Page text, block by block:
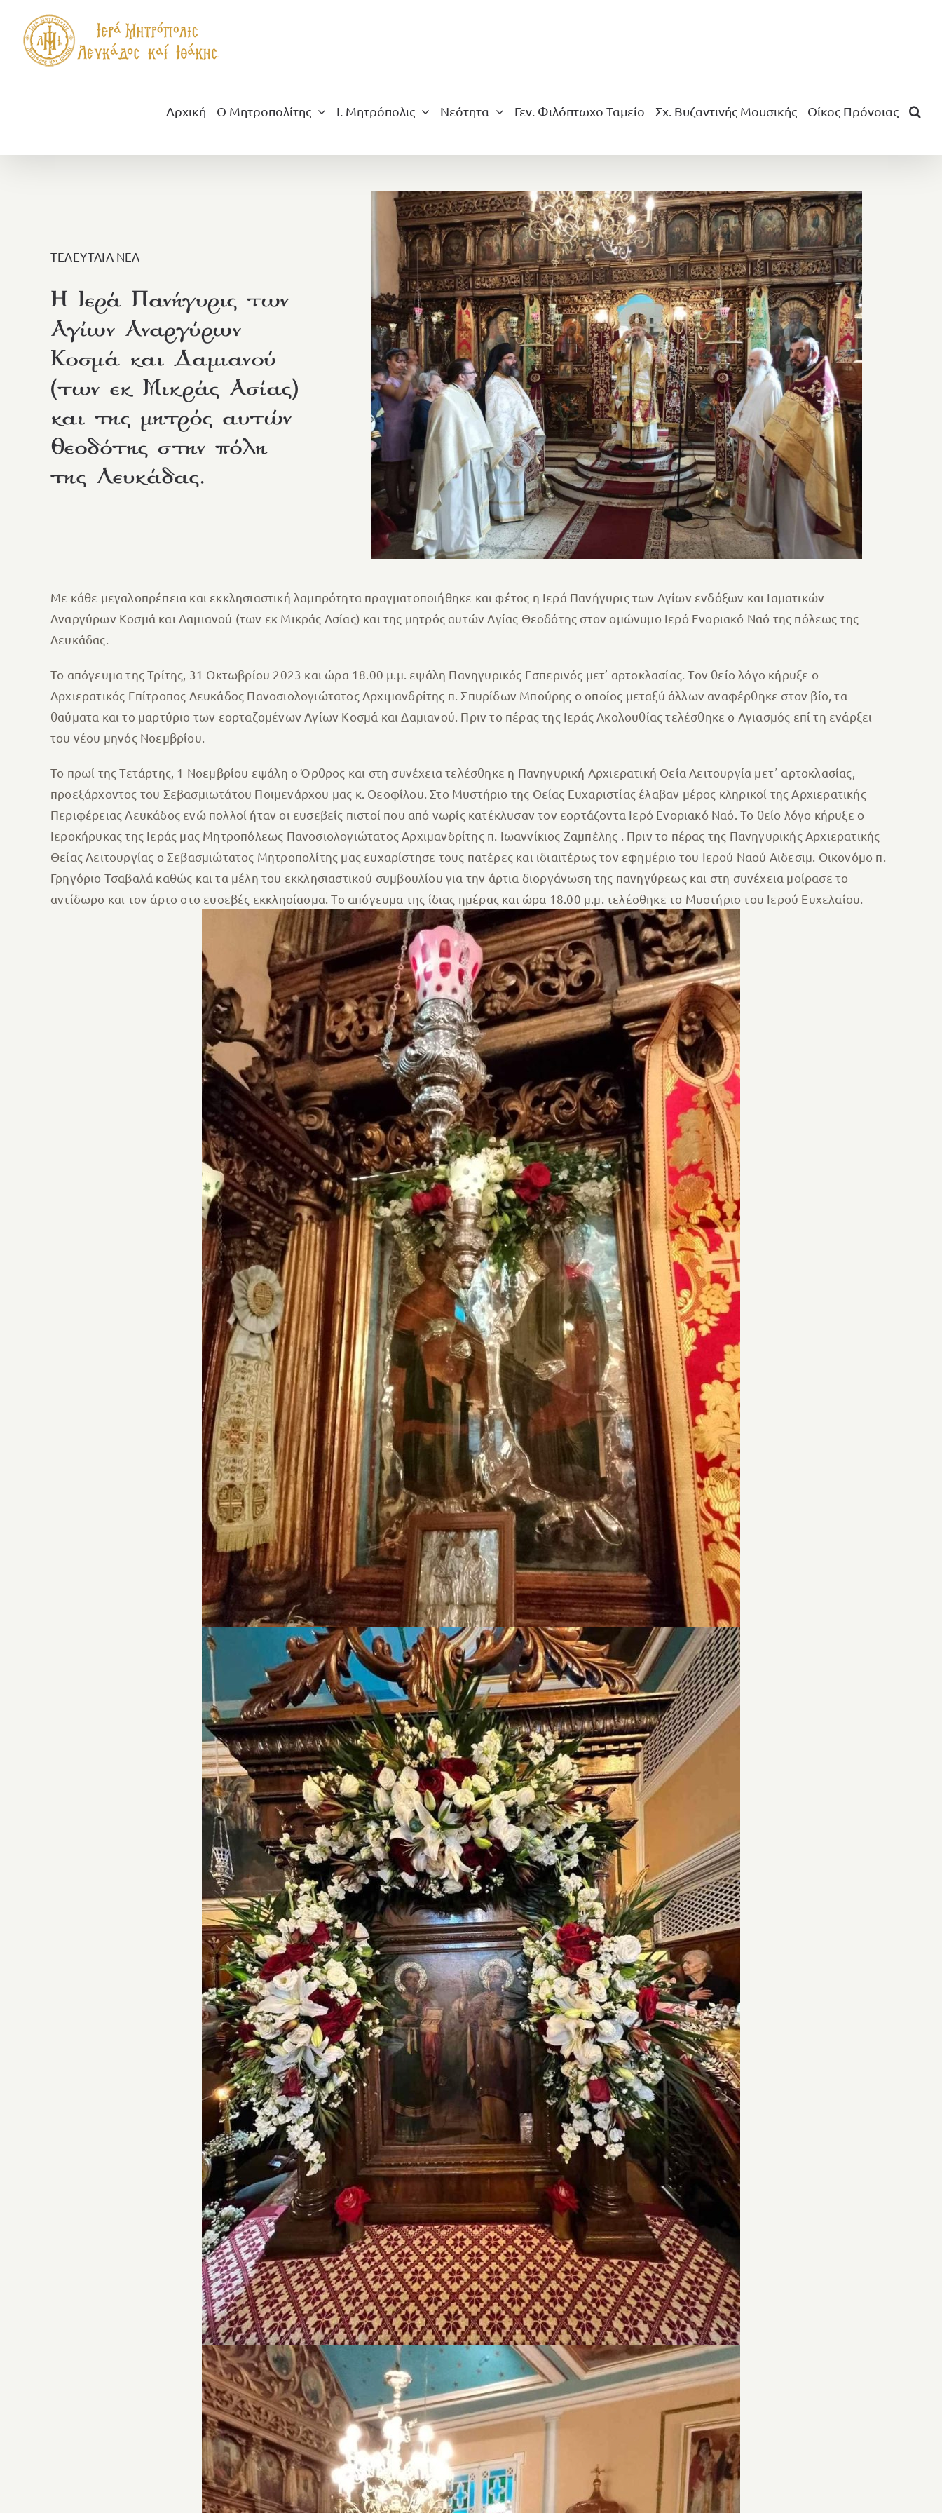
περιεχόμενο
Αρχική Ο Μητροπολίτης Ι. Μητρόπολις Νεότητα Γεν. Φιλόπτωχο Ταμείο Σχ. Βυζαντινής Μουσικής Οίκος Πρόνοιας
ΤΕΛΕΥΤΑΙΑ ΝΕΑ
Η Ιερά Πανήγυρις των
Αγίων Αναργύρων
Κοσμά και Δαμιανού
(των εκ Μικράς Ασίας)
και της μητρός αυτών
Θεοδότης στην πόλη
της Λευκάδας.
Με κάθε μεγαλοπρέπεια και εκκλησιαστική λαμπρότητα πραγματοποιήθηκε και φέτος η Ιερά Πανήγυρις των Αγίων ενδόξων και Ιαματικών
Αναργύρων Κοσμά και Δαμιανού (των εκ Μικράς Ασίας) και της μητρός αυτών Αγίας Θεοδότης στον ομώνυμο Ιερό Ενοριακό Ναό της πόλεως της
Λευκάδας.
Το απόγευμα της Τρίτης, 31 Οκτωβρίου 2023 και ώρα 18.00 μ.μ. εψάλη Πανηγυρικός Εσπερινός μετ’ αρτοκλασίας. Τον θείο λόγο κήρυξε ο
Αρχιερατικός Επίτροπος Λευκάδος Πανοσιολογιώτατος Αρχιμανδρίτης π. Σπυρίδων Μπούρης ο οποίος μεταξύ άλλων αναφέρθηκε στον βίο, τα
θαύματα και το μαρτύριο των εορταζομένων Αγίων Κοσμά και Δαμιανού. Πριν το πέρας της Ιεράς Ακολουθίας τελέσθηκε ο Αγιασμός επί τη ενάρξει
του νέου μηνός Νοεμβρίου.
Το πρωί της Τετάρτης, 1 Νοεμβρίου εψάλη ο Όρθρος και στη συνέχεια τελέσθηκε η Πανηγυρική Αρχιερατική Θεία Λειτουργία μετ᾽ αρτοκλασίας,
προεξάρχοντος του Σεβασμιωτάτου Ποιμενάρχου μας κ. Θεοφίλου. Στο Μυστήριο της Θείας Ευχαριστίας έλαβαν μέρος κληρικοί της Αρχιερατικής
Περιφέρειας Λευκάδος ενώ πολλοί ήταν οι ευσεβείς πιστοί που από νωρίς κατέκλυσαν τον εορτάζοντα Ιερό Ενοριακό Ναό. Το θείο λόγο κήρυξε ο
Ιεροκήρυκας της Ιεράς μας Μητροπόλεως Πανοσιολογιώτατος Αρχιμανδρίτης π. Ιωαννίκιος Ζαμπέλης . Πριν το πέρας της Πανηγυρικής Αρχιερατικής
Θείας Λειτουργίας ο Σεβασμιώτατος Μητροπολίτης μας ευχαρίστησε τους πατέρες και ιδιαιτέρως τον εφημέριο του Ιερού Ναού Αιδεσιμ. Οικονόμο π.
Γρηγόριο Τσαβαλά καθώς και τα μέλη του εκκλησιαστικού συμβουλίου για την άρτια διοργάνωση της πανηγύρεως και στη συνέχεια μοίρασε το
αντίδωρο και τον άρτο στο ευσεβές εκκλησίασμα. Το απόγευμα της ίδιας ημέρας και ώρα 18.00 μ.μ. τελέσθηκε το Μυστήριο του Ιερού Ευχελαίου.